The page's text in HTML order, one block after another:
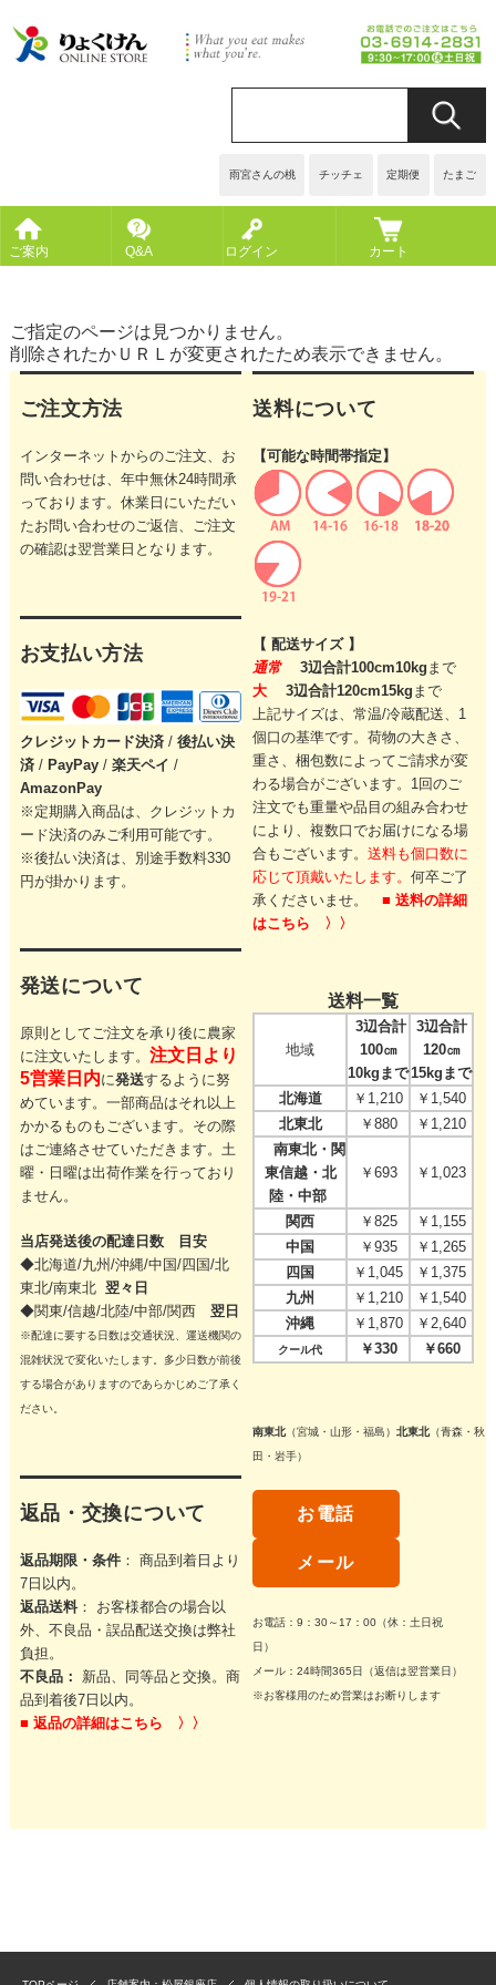
雨宮さんの桃 チッチェ 定期便 たまご
ご案内 Q&A ログイン カート
ご指定のページは見つかりません。
削除されたかＵＲＬが変更されたため表示できません。
ご注文方法
インターネットからのご注文、お
問い合わせは、年中無休24時間承
っております。休業日にいただい
たお問い合わせのご返信、ご注文
の確認は翌営業日となります。
お支払い方法
クレジットカード決済 / 後払い決
済/ PayPay/ 楽天ペイ /
AmazonPay
※定期購入商品は、クレジットカ
ード決済のみご利用可能です。
※後払い決済は、別途手数料330
円が掛かります。
発送について
原則としてご注文を承り後に農家
に注文いたします。 注文日より
5営業日内に発送するように努
めています。一部商品はそれ以上
かかるものもございます。その際
はご連絡させていただきます。 土
曜・日曜は出荷作業を行っており
ません。
当店発送後の配達日数 目安
◆北海道/九州/沖縄/中国/四国/北
東北/南東北 翌々日
◆関東/信越/北陸/中部/関西 翌日
※配達に要する日数は交通状況、運送機関の
混雑状況で変化いたします。多少日数が前後
する場合がありますのであらかじめご了承く
ださい。
返品・交換について
返品期限・条件： 商品到着日より
7日以内。
返品送料： お客様都合の場合以
外、不良品・誤品配送交換は弊社
負担。
不良品：
新品、同等品と交換。商
品到着後7日以内。
■ 返品の詳細はこちら 〉〉
送料について
【可能な時間帯指定】
【 配送サイズ 】
通常
3辺合計100cm10kg まで
大
3辺合計120cm15kg まで
上記サイズは、常温/冷蔵配送、1
個口の基準です。荷物の大きさ、
重さ、梱包数によってご請求が変
わる場合がございます。 1回のご
注文でも重量や品目の組み合わせ
により、複数口でお届けになる場
合もございます。送料も個口数に
応じて頂戴いたします。何卒ご了
承くださいませ。■ 送料の詳細
はこちら 〉〉
送料一覧
地域
3辺合計
100㎝
10kgまで
3辺合計
120㎝
15kgまで
北海道
￥1,210
￥1,540
北東北
￥880
￥1,210
南東北・関
東信越・北
陸・中部
￥693 ￥1,023
関西 ￥825
￥1,155
中国
￥935
￥1,265
四国
￥1,045
￥1,375
九州
￥1,210
￥1,540
沖縄
￥1,870 ￥2,640
クール代 ￥330 ￥660
南東北（宮城・山形・福島）北東北（青森・秋
田・岩手）
お電話
メール
お電話：9：30～17：00（休：土日祝
日）
メール：24時間365日（返信は翌営業日）
※お客様用のため営業はお断りします